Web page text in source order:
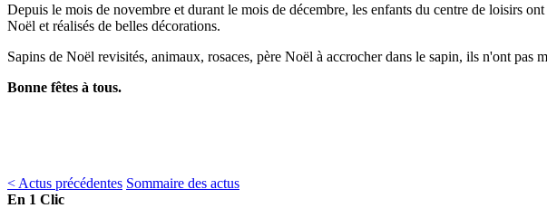
Depuis le mois de novembre et durant le mois de décembre, les enfants du centre de loisirs
Noël et réalisés de belles décorations.
Sapins de Noël revisités, animaux, rosaces, père Noël à accrocher dans le sapin, ils n'ont pas
Bonne fêtes à tous.
< Actus précédentes Sommaire des actus
En 1 Clic